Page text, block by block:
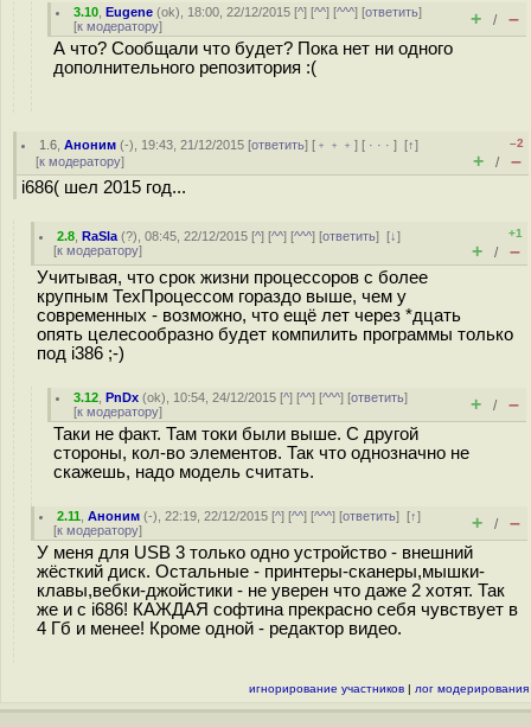
3.10 ,Eugene (ok), 18:00, 22/12/2015 [^] [^^] [^^^] [ответить]
[к модератору] + / –
А что? Сообщали что будет? Пока нет ни одного
дополнительного репозитория :(
1.6 ,Аноним (-), 19:43, 21/12/2015 [ответить] [ ﹢﹢﹢] [ · · ·][↑]
[к модератору]
–2
+ / –
i686( шел 2015 год...
2.8 ,RaSla (?), 08:45, 22/12/2015 [^] [^^] [^^^] [ответить][↓]
[к модератору]
+1
+ / –
Учитывая, что срок жизни процессоров с более
крупным ТехПроцессом гораздо выше, чем у
современных - возможно, что ещё лет через *дцать
опять целесообразно будет компилить программы только
под i386 ;-)
3.12 ,PnDx (ok), 10:54, 24/12/2015 [^] [^^] [^^^] [ответить]
[к модератору] + / –
Таки не факт. Там токи были выше. С другой
стороны, кол-во элементов. Так что однозначно не
скажешь, надо модель считать.
2.11 ,Аноним (-), 22:19, 22/12/2015 [^] [^^] [^^^] [ответить][↑]
[к модератору] + / –
У меня для USB 3 только одно устройство - внешний
жёсткий диск. Остальные - принтеры-сканеры,мышки-
клавы,вебки-джойстики - не уверен что даже 2 хотят. Так
же и с i686! КАЖДАЯ софтина прекрасно себя чувствует в
4 Гб и менее! Кроме одной - редактор видео.
игнорирование участников | лог модерирования